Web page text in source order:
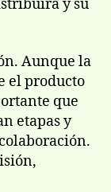
y su
Aunque la
el producto
que
etapas y